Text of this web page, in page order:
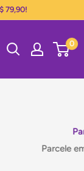
79,90!
0
no cartão.